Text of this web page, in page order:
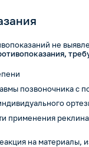
не
позвоночника с
применения
на материалы,